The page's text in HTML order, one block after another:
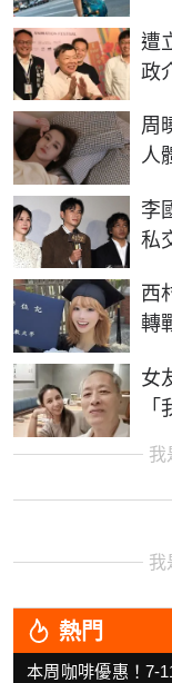
遭
政
周
人
李
私
西
轉
女
我
我
熱門
本周咖啡優惠！7-